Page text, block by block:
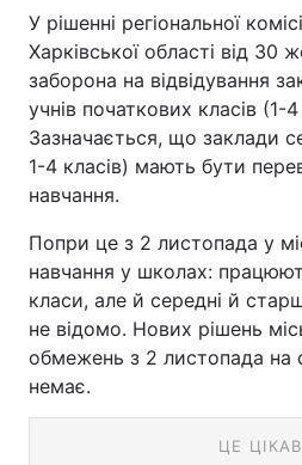
У рішенні регіональної
Харківської області від 30
заборона на відвідування
учнів початкових класів (1-
Зазначається, що заклади
1-4 класів) мають бути
навчання.
Попри це з 2 листопада у
навчання у школах:
класи, але й середні й
не відомо. Нових рішень
обмежень з 2 листопада на
немає.